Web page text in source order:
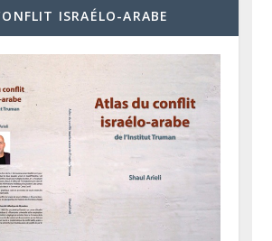
ISRAÉLO-ARABE